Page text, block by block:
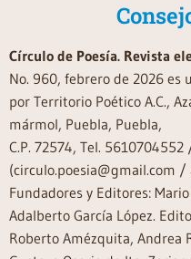
Círculo de Poesía. Revista
No. 960, febrero de 2026 es
por Territorio Poético A.C.,
mármol, Puebla, Puebla,
C.P. 72574, Tel.
(circulo.poesia@gmail.com
Fundadores y Editores:
Adalberto García López.
Roberto Amézquita, Andrea